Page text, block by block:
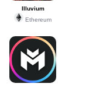
Illuvium
Ethereum